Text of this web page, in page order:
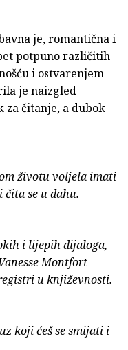
je, romantična i
potpuno različitih
i ostvarenjem
je naizgled
za čitanje, a dubok
životu voljela imati
se u dahu.
i lijepih dijaloga,
Montfort
u književnosti.
koji ćeš se smijati i